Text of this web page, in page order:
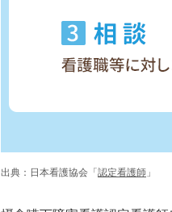
出典：日本看護協会「 認定看護師 」